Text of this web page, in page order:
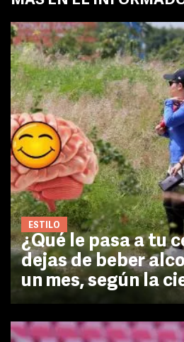
ESTILO
¿Qué le pasa a tu
dejas de beber
un mes, según la